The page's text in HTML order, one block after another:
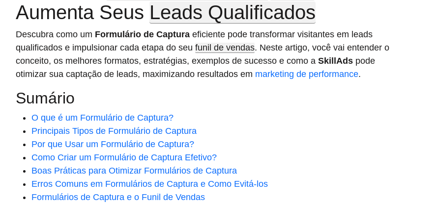
Aumenta Seus Leads Qualificados
Descubra como um Formulário de Captura eficiente pode transformar visitantes em leads
qualificados e impulsionar cada etapa do seu funil de vendas. Neste artigo, você vai entender o
conceito, os melhores formatos, estratégias, exemplos de sucesso e como a SkillAds pode
otimizar sua captação de leads, maximizando resultados em marketing de performance.
Sumário
O que é um Formulário de Captura?
Principais Tipos de Formulário de Captura
Por que Usar um Formulário de Captura?
Como Criar um Formulário de Captura Efetivo?
Boas Práticas para Otimizar Formulários de Captura
Erros Comuns em Formulários de Captura e Como Evitá-los
Formulários de Captura e o Funil de Vendas